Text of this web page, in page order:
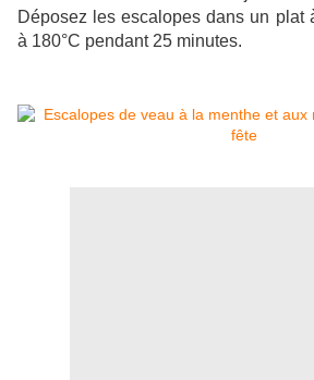
Déposez les escalopes dans un plat
à 180°C pendant 25 minutes.